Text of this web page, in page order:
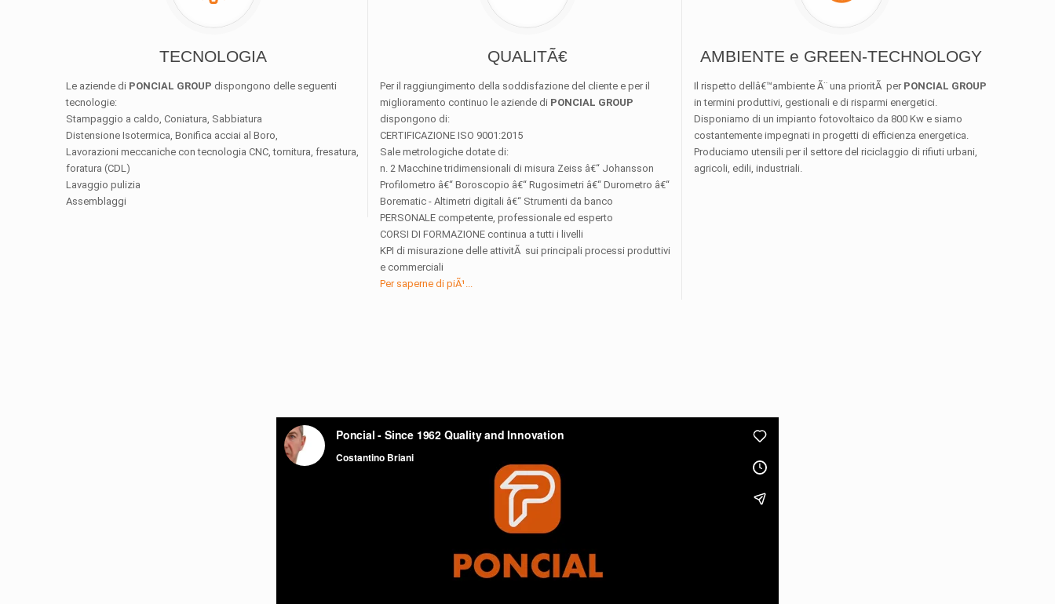
TECNOLOGIA
Le aziende di PONCIAL GROUP dispongono delle seguenti
tecnologie:
Stampaggio a caldo, Coniatura, Sabbiatura
Distensione Isotermica, Bonifica acciai al Boro,
Lavorazioni meccaniche con tecnologia CNC, tornitura, fresatura,
foratura (CDL)
Lavaggio pulizia
Assemblaggi
QUALITÃ€
Per il raggiungimento della soddisfazione del cliente e per il
miglioramento continuo le aziende di PONCIAL GROUP
dispongono di:
CERTIFICAZIONE ISO 9001:2015
Sale metrologiche dotate di:
n. 2 Macchine tridimensionali di misura Zeiss â€“ Johansson
Profilometro â€“ Boroscopio â€“ Rugosimetri â€“ Durometro â€“
Borematic - Altimetri digitali â€“ Strumenti da banco
PERSONALE competente, professionale ed esperto
CORSI DI FORMAZIONE continua a tutti i livelli
KPI di misurazione delle attivitÃ sui principali processi produttivi
e commerciali
Per saperne di piÃ¹...
AMBIENTE e GREEN-TECHNOLOGY
Il rispetto dellâ€™ambiente Ã¨ una prioritÃ per PONCIAL GROUP
in termini produttivi, gestionali e di risparmi energetici.
Disponiamo di un impianto fotovoltaico da 800 Kw e siamo
costantemente impegnati in progetti di efficienza energetica.
Produciamo utensili per il settore del riciclaggio di rifiuti urbani,
agricoli, edili, industriali.